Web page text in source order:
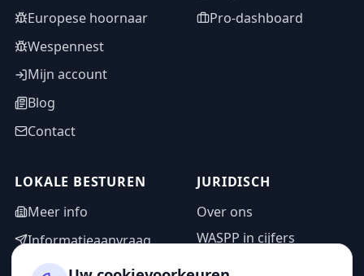
Europese hoornaar
Wespennest
Mijn account
Blog
Contact
Pro-dashboard
LOKALE BESTUREN
Meer info
Informatieaanvraag
Adminzone
JURIDISCH
Over ons
WASPP in cijfers